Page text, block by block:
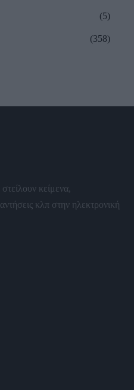
(5)
(358)
κείμενα,
κλπ στην ηλεκτρονική